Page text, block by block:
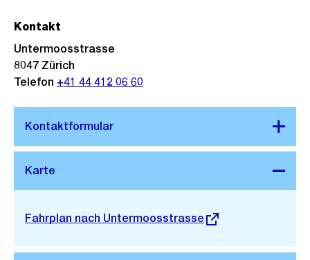
Stadtplan 3D
Externer
Fahrplan nach Untermoosstrasse
Kontakt
Untermoosstrasse
8047 Zürich
Telefon +41 44 412 06 60